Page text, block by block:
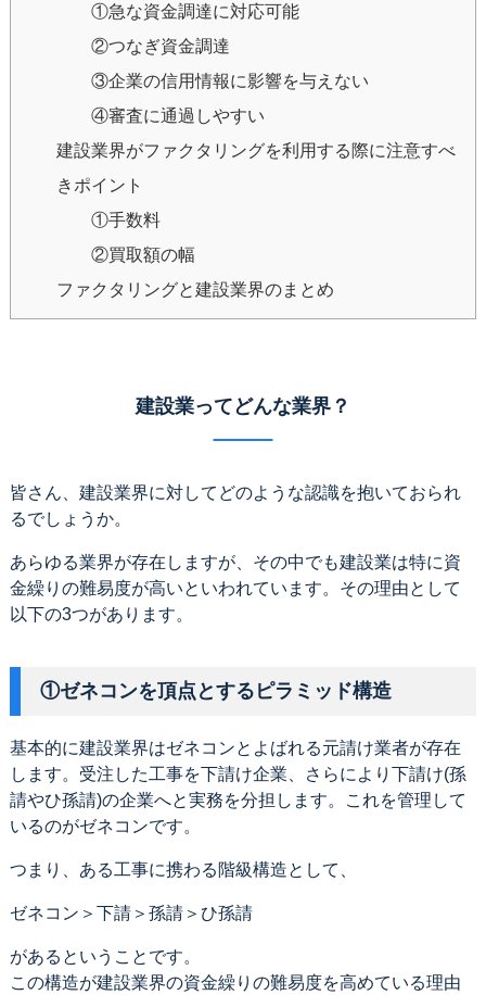
①急な資金調達に対応可能
②つなぎ資金調達
③企業の信用情報に影響を与えない
④審査に通過しやすい
建設業界がファクタリングを利用する際に注意すべ
きポイント
①手数料
②買取額の幅
ファクタリングと建設業界のまとめ
建設業ってどんな業界？
皆さん、建設業界に対してどのような認識を抱いておられ
るでしょうか。
あらゆる業界が存在しますが、その中でも建設業は特に資
金繰りの難易度が高いといわれています。その理由として
以下の3つがあります。
①ゼネコンを頂点とするピラミッド構造
基本的に建設業界はゼネコンとよばれる元請け業者が存在
します。受注した工事を下請け企業、さらにより下請け(孫
請やひ孫請)の企業へと実務を分担します。これを管理して
いるのがゼネコンです。
つまり、ある工事に携わる階級構造として、
ゼネコン＞下請＞孫請＞ひ孫請
があるということです。
この構造が建設業界の資金繰りの難易度を高めている理由